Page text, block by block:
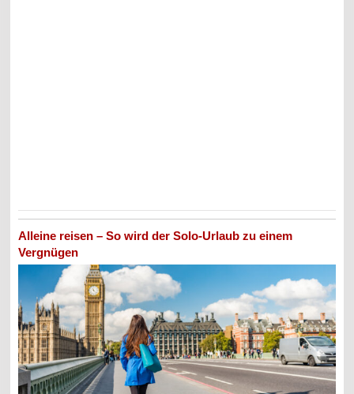
Alleine reisen – So wird der Solo-Urlaub zu einem
Vergnügen